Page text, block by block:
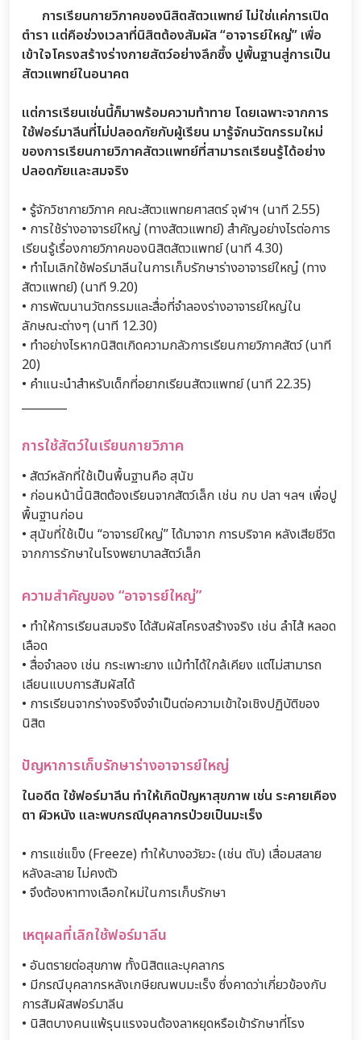
การเรียนกายวิภาคของนิสิตสัตวแพทย์ ไม่ใช่แค่การเปิด
ตำรา แต่คือช่วงเวลาที่นิสิตต้องสัมผัส “อาจารย์ใหญ่” เพื่อ
เข้าใจโครงสร้างร่างกายสัตว์อย่างลึกซึ้ง ปูพื้นฐานสู่การเป็น
สัตวแพทย์ในอนาคต
แต่การเรียนเช่นนี้ก็มาพร้อมความท้าทาย โดยเฉพาะจากการ
ใช้ฟอร์มาลีนที่ไม่ปลอดภัยกับผู้เรียน มารู้จักนวัตกรรมใหม่
ของการเรียนกายวิภาคสัตวแพทย์ที่สามารถเรียนรู้ได้อย่าง
ปลอดภัยและสมจริง
• รู้จักวิชากายวิภาค คณะสัตวแพทยศาสตร์ จุฬาฯ (นาที 2.55)
• การใช้ร่างอาจารย์ใหญ่ (ทางสัตวแพทย์) สำคัญอย่างไรต่อการ
เรียนรู้เรื่องกายวิภาคของนิสิตสัตวแพทย์ (นาที 4.30)
• ทำไมเลิกใช้ฟอร์มาลีนในการเก็บรักษาร่างอาจารย์ใหญ๋ (ทาง
สัตวแพทย์) (นาที 9.20)
• การพัฒนานวัตกรรมและสื่อที่จำลองร่างอาจารย์ใหญ่ใน
ลักษณะต่างๆ (นาที 12.30)
• ทำอย่างไรหากนิสิตเกิดความกลัวการเรียนกายวิภาคสัตว์ (นาที
20)
• คำแนะนำสำหรับเด็กที่อยากเรียนสัตวแพทย์ (นาที 22.35)
________
การใช้สัตว์ในเรียนกายวิภาค
• สัตว์หลักที่ใช้เป็นพื้นฐานคือ สุนัข
• ก่อนหน้านี้นิสิตต้องเรียนจากสัตว์เล็ก เช่น กบ ปลา ฯลฯ เพื่อปู
พื้นฐานก่อน
• สุนัขที่ใช้เป็น “อาจารย์ใหญ่” ได้มาจาก การบริจาค หลังเสียชีวิต
จากการรักษาในโรงพยาบาลสัตว์เล็ก
ความสำคัญของ “อาจารย์ใหญ่”
• ทำให้การเรียนสมจริง ได้สัมผัสโครงสร้างจริง เช่น ลำไส้ หลอด
เลือด
• สื่อจำลอง เช่น กระเพาะยาง แม้ทำได้ใกล้เคียง แต่ไม่สามารถ
เลียนแบบการสัมผัสได้
• การเรียนจากร่างจริงจึงจำเป็นต่อความเข้าใจเชิงปฏิบัติของ
นิสิต
ปัญหาการเก็บรักษาร่างอาจารย์ใหญ่
ในอดีต ใช้ฟอร์มาลีน ทำให้เกิดปัญหาสุขภาพ เช่น ระคายเคือง
ตา ผิวหนัง และพบกรณีบุคลากรป่วยเป็นมะเร็ง
• การแช่แข็ง (Freeze) ทำให้บางอวัยวะ (เช่น ตับ) เสื่อมสลาย
หลังละลาย ไม่คงตัว
• จึงต้องหาทางเลือกใหม่ในการเก็บรักษา
เหตุผลที่เลิกใช้ฟอร์มาลีน
• อันตรายต่อสุขภาพ ทั้งนิสิตและบุคลากร
• มีกรณีบุคลากรหลังเกษียณพบมะเร็ง ซึ่งคาดว่าเกี่ยวข้องกับ
การสัมผัสฟอร์มาลีน
• นิสิตบางคนแพ้รุนแรงจนต้องลาหยุดหรือเข้ารักษาที่โรง